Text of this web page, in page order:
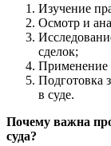
Изучение
Осмотр и
сделок;
Применение
Подготовка
в суде.
Почему важна
суда?